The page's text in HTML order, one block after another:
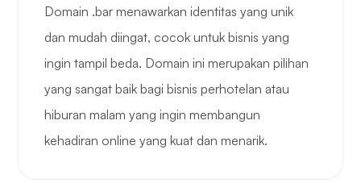
Domain .bar menawarkan identitas yang unik
dan mudah diingat, cocok untuk bisnis yang
ingin tampil beda. Domain ini merupakan pilihan
yang sangat baik bagi bisnis perhotelan atau
hiburan malam yang ingin membangun
kehadiran online yang kuat dan menarik.